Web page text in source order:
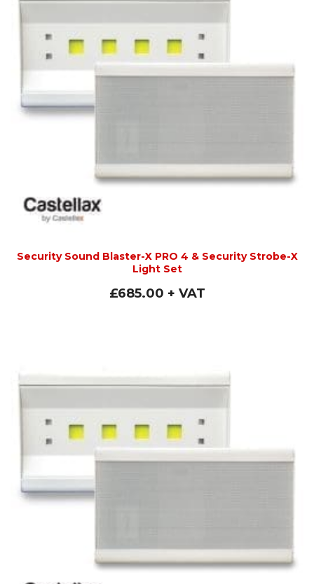
Security Sound Blaster-X PRO 4 & Security Strobe-X
Light Set
£685.00 + VAT